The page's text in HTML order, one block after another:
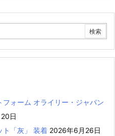
フォーム オライリー・ジャパン
日
ト「灰」 装着 2026年6月26日